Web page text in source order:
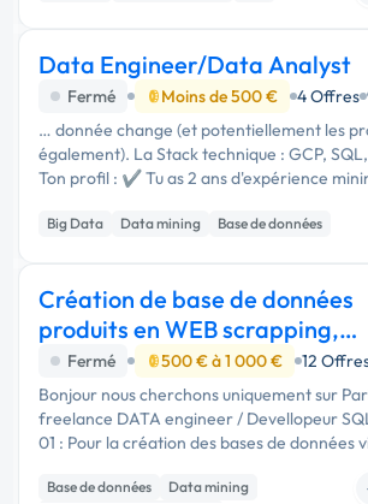
Data Engineer/Data Analyst
Fermé
Moins de 500 € 4 Offres
… donnée change (et potentiellement les
également). La Stack technique : GCP,
Ton profil : ✔️ Tu as 2 ans d'expérience
Data Engineer ✔️ Tu as 2 ans d'expérience
GCP …
Big Data Data mining Base de données
Création de base de données
produits en WEB scrapping,
pour outils SQL
Fermé 500 € à 1 000 € 12
Bonjour nous cherchons uniquement sur
freelance DATA engineer / Devellopeur
01 : Pour la création des bases de données
produits des site s internet de nos
google …
Base de données
Data mining